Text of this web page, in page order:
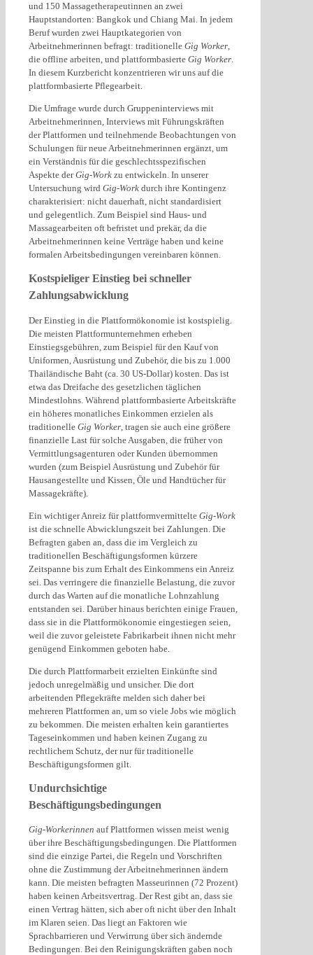
und 150 Massagetherapeutinnen an zwei
Hauptstandorten: Bangkok und Chiang Mai. In jedem
Beruf wurden zwei Hauptkategorien von
Arbeitnehmerinnen befragt: traditionelle Gig Worker,
die offline arbeiten, und plattformbasierte Gig Worker.
In diesem Kurzbericht konzentrieren wir uns auf die
plattformbasierte Pflegearbeit.
Die Umfrage wurde durch Gruppeninterviews mit
Arbeitnehmerinnen, Interviews mit Führungskräften
der Plattformen und teilnehmende Beobachtungen von
Schulungen für neue Arbeitnehmerinnen ergänzt, um
ein Verständnis für die geschlechtsspezifischen
Aspekte derGig-Work zu entwickeln. In unserer
Untersuchung wird Gig-Work durch ihre Kontingenz
charakterisiert: nicht dauerhaft, nicht standardisiert
und gelegentlich. Zum Beispiel sind Haus- und
Massagearbeiten oft befristet und prekär, da die
Arbeitnehmerinnen keine Verträge haben und keine
formalen Arbeitsbedingungen vereinbaren können.
Kostspieliger Einstieg bei schneller
Zahlungsabwicklung
Der Einstieg in die Plattformökonomie ist kostspielig.
Die meisten Plattformunternehmen erheben
Einstiegsgebühren, zum Beispiel für den Kauf von
Uniformen, Ausrüstung und Zubehör, die bis zu 1.000
Thailändische Baht (ca. 30 US-Dollar) kosten. Das ist
etwa das Dreifache des gesetzlichen täglichen
Mindestlohns. Während plattformbasierte Arbeitskräfte
ein höheres monatliches Einkommen erzielen als
traditionelle Gig Worker , tragen sie auch eine größere
finanzielle Last für solche Ausgaben, die früher von
Vermittlungsagenturen oder Kunden übernommen
wurden (zum Beispiel Ausrüstung und Zubehör für
Hausangestellte und Kissen, Öle und Handtücher für
Massagekräfte).
Ein wichtiger Anreiz für plattformvermittelte Gig-Work
ist die schnelle Abwicklungszeit bei Zahlungen. Die
Befragten gaben an, dass die im Vergleich zu
traditionellen Beschäftigungsformen kürzere
Zeitspanne bis zum Erhalt des Einkommens ein Anreiz
sei. Das verringere die finanzielle Belastung, die zuvor
durch das Warten auf die monatliche Lohnzahlung
entstanden sei. Darüber hinaus berichten einige Frauen,
dass sie in die Plattformökonomie eingestiegen seien,
weil die zuvor geleistete Fabrikarbeit ihnen nicht mehr
genügend Einkommen geboten habe.
Die durch Plattformarbeit erzielten Einkünfte sind
jedoch unregelmäßig und unsicher. Die dort
arbeitenden Pflegekräfte melden sich daher bei
mehreren Plattformen an, um so viele Jobs wie möglich
zu bekommen. Die meisten erhalten kein garantiertes
Tageseinkommen und haben keinen Zugang zu
rechtlichem Schutz, der nur für traditionelle
Beschäftigungsformen gilt.
Undurchsichtige
Beschäftigungsbedingungen
Gig-Workerinnen auf Plattformen wissen meist wenig
über ihre Beschäftigungsbedingungen. Die Plattformen
sind die einzige Partei, die Regeln und Vorschriften
ohne die Zustimmung der Arbeitnehmerinnen ändern
kann. Die meisten befragten Masseurinnen (72 Prozent)
haben keinen Arbeitsvertrag. Der Rest gibt an, dass sie
einen Vertrag hätten, sich aber oft nicht über den Inhalt
im Klaren seien. Das liegt an Faktoren wie
Sprachbarrieren und Verwirrung über sich ändernde
Bedingungen. Bei den Reinigungskräften gaben noch